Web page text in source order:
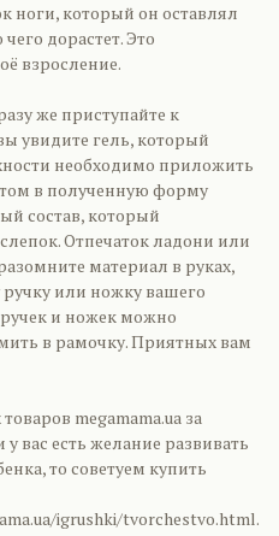
ноги, который он оставлял
дорастет. Это
взросление.
же приступайте к
увидите гель, который
необходимо приложить
в полученную форму
состав, который
Отпечаток ладони или
материал в руках,
или ножку вашего
ручек и ножек можно
в рамочку. Приятных вам
megamama.ua за
вас есть желание развивать
то советуем купить
igrushki/tvorchestvo.html.